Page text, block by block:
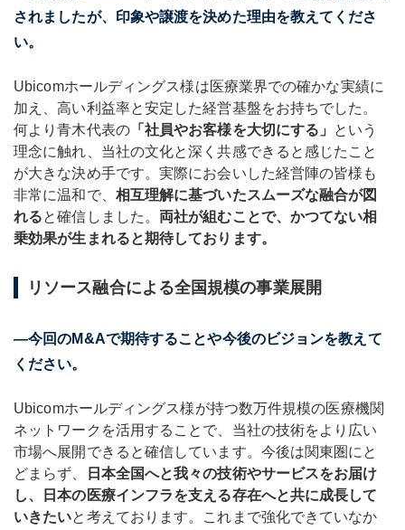
されましたが、印象や譲渡を決めた理由を教えてくださ
い。
Ubicomホールディングス様は医療業界での確かな実績に
加え、高い利益率と安定した経営基盤をお持ちでした。
何より青木代表の「社員やお客様を大切にする」
という
理念に触れ、当社の文化と深く共感できると感じたこと
が大きな決め手です。実際にお会いした経営陣の皆様も
非常に温和で、 相互理解に基づいたスムーズな融合が図
れると確信しました。 両社が組むことで、かつてない相
乗効果が生まれると期待しております。
リソース融合による全国規模の事業展開
―今回のM&Aで期待することや今後のビジョンを教えて
ください。
Ubicomホールディングス様が持つ数万件規模の医療機関
ネットワークを活用することで、当社の技術をより広い
市場へ展開できると確信しています。今後は関東圏にと
どまらず、
日本全国へと我々の技術やサービスをお届け
し、日本の医療インフラを支える存在へと共に成長して
いきたいと考えております。これまで強化できていなか